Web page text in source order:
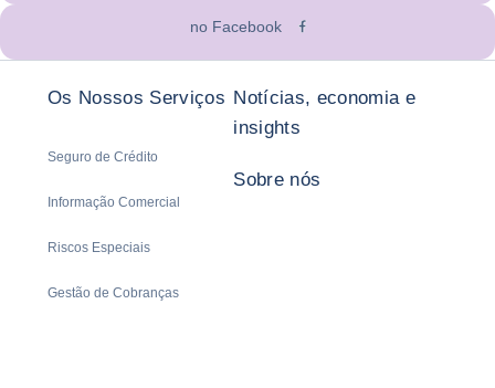
no Facebook
Os Nossos Serviços
Seguro de Crédito
Informação Comercial
Riscos Especiais
Gestão de Cobranças
Notícias, economia e
insights
Sobre nós